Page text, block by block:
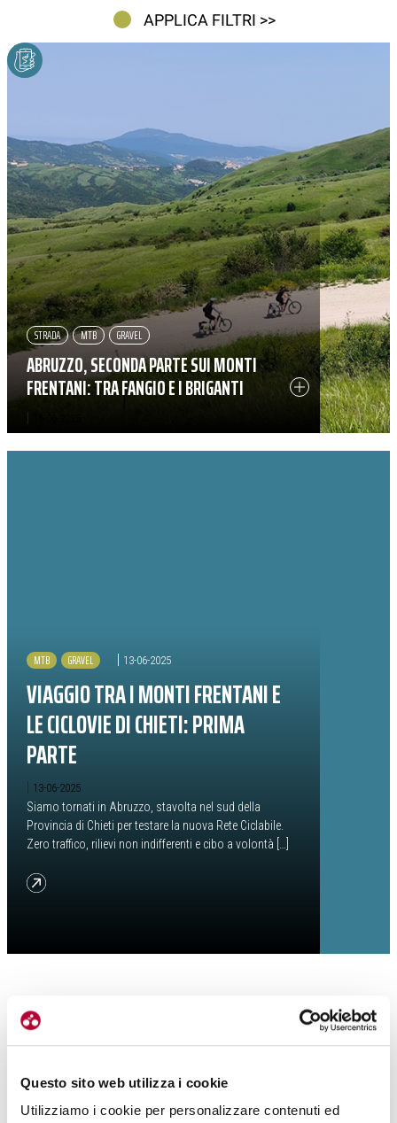
Questo sito web utilizza i cookie
Utilizziamo i cookie per personalizzare contenuti ed
APPLICA FILTRI >>
ABRUZZO, SECONDA PARTE SUI MONTI
FRENTANI: TRA FANGIO E I BRIGANTI
STRADA MTB GRAVEL
VIAGGIO TRA I MONTI FRENTANI E
LE CICLOVIE DI CHIETI: PRIMA
PARTE
13-06-2025
Siamo tornati in Abruzzo, stavolta nel sud della
Provincia di Chieti per testare la nuova Rete Ciclabile.
Zero traffico, rilievi non indifferenti e cibo a volontà […]
from Viaggio tra i Monti Frentani e le Ciclovie di Chieti: prima parte
MTB GRAVEL 13-06-2025